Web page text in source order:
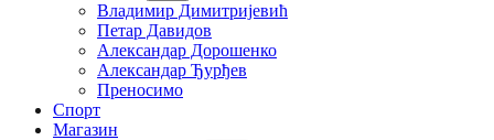
Владимир Димитријевић
Петар Давидов
Александар Дорошенко
Александар Ђурђев
Преносимо
Спорт
Магазин